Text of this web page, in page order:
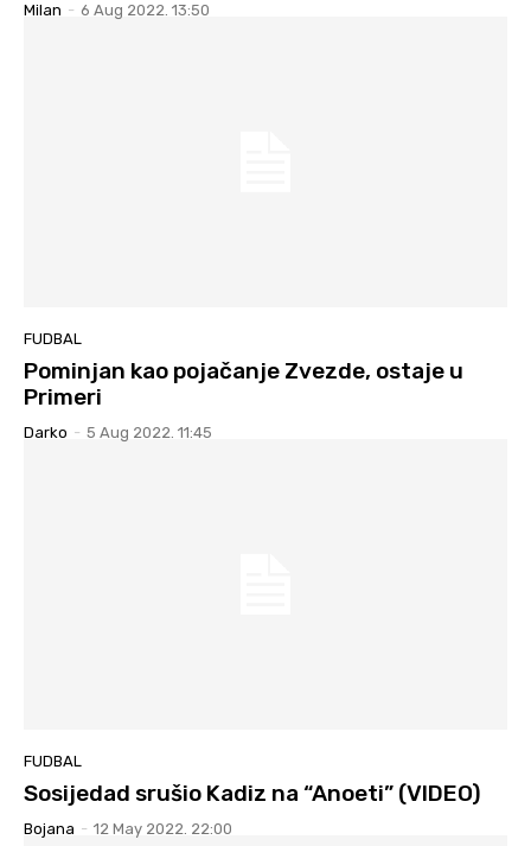
Milan - 6 Aug 2022. 13:50
FUDBAL
Pominjan kao pojačanje Zvezde, ostaje u
Primeri
Darko - 5 Aug 2022. 11:45
FUDBAL
Sosijedad srušio Kadiz na “Anoeti” (VIDEO)
Bojana - 12 May 2022. 22:00